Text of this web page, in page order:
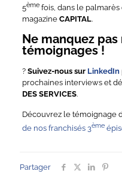
5èmefois, dans le
magazine CAPITAL.
Ne manquez
témoignages !
? Suivez-nous sur LinkedIn
prochaines interviews et
DES SERVICES.
Découvrez le témoignage
de nos franchisés 3ème
Partager